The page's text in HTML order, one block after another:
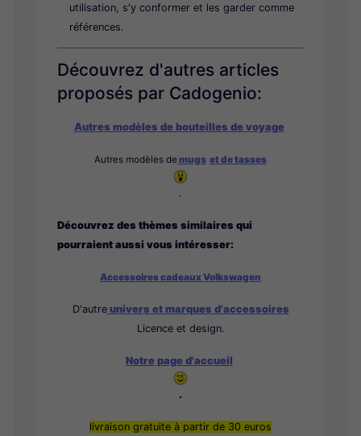
utilisation, s'y conformer et les garder comme
références.
Découvrez d'autres articles
proposés par Cadogenio:
Autres modèles de bouteilles de voyage
Autres modèles de mugs et de tasses
.
Découvrez des thèmes similaires qui
pourraient aussi vous intéresser:
Accessoires cadeaux Volkswagen
D'autreunivers et marques d'accessoires
Licence et design.
Notre page d'accueil
.
livraison gratuite à partir de 30 euros